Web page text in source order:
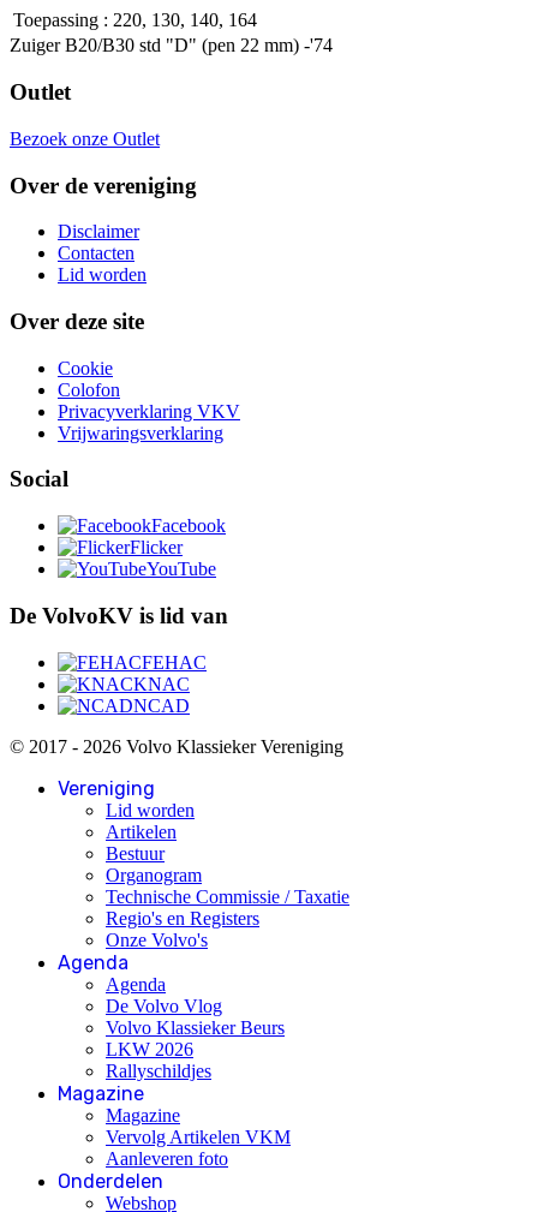
Toepassing : 220, 130, 140, 164
Zuiger B20/B30 std "D" (pen 22 mm) -'74
Outlet
Bezoek onze Outlet
Over de vereniging
Disclaimer
Contacten
Lid worden
Over deze site
Cookie
Colofon
Privacyverklaring VKV
Vrijwaringsverklaring
Social
Facebook
Flicker
YouTube
De VolvoKV is lid van
FEHAC
KNAC
NCAD
© 2017 - 2026 Volvo Klassieker Vereniging
Vereniging
Lid worden
Artikelen
Bestuur
Organogram
Technische Commissie / Taxatie
Regio's en Registers
Onze Volvo's
Agenda
Agenda
De Volvo Vlog
Volvo Klassieker Beurs
LKW 2026
Rallyschildjes
Magazine
Magazine
Vervolg Artikelen VKM
Aanleveren foto
Onderdelen
Webshop